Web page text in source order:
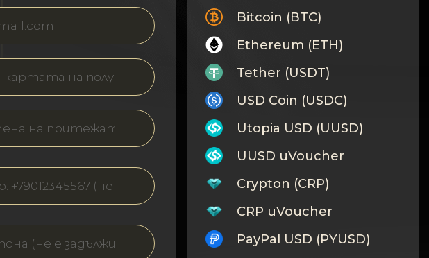
Bitcoin (BTC)
Ethereum (ETH)
Tether (USDT)
USD Coin (USDC)
Utopia USD (UUSD)
UUSD uVoucher
Crypton (CRP)
CRP uVoucher
PayPal USD (PYUSD)